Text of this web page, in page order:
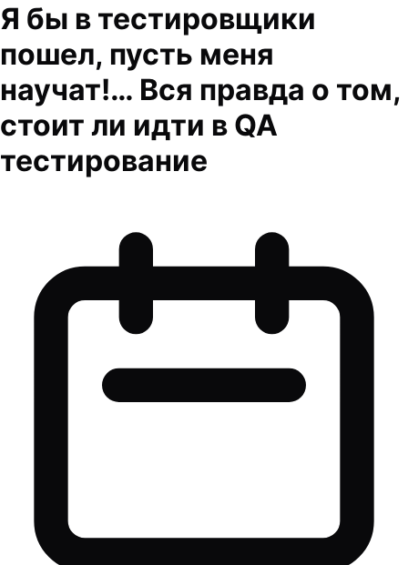
Я бы в тестировщики
пошел, пусть меня
научат!… Вся правда о том,
стоит ли идти в QA
тестирование